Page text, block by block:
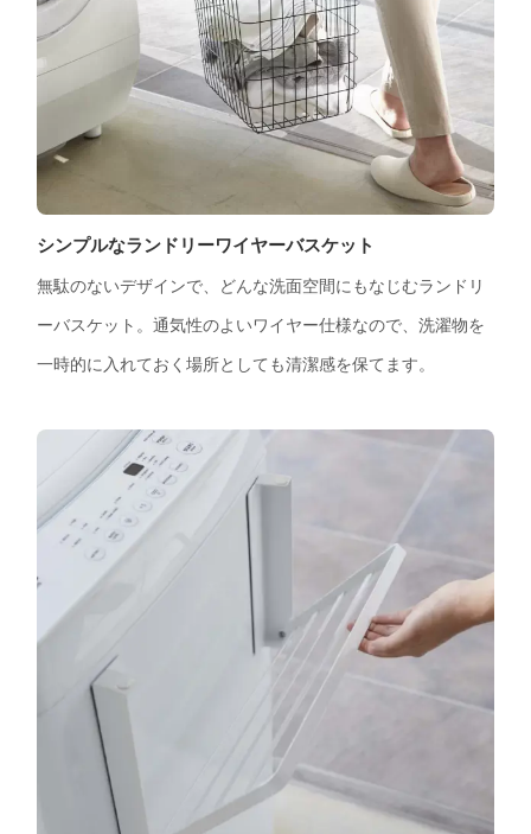
シンプルなランドリーワイヤーバスケット
無駄のないデザインで、どんな洗面空間にもなじむランドリ
ーバスケット。通気性のよいワイヤー仕様なので、洗濯物を
一時的に入れておく場所としても清潔感を保てます。